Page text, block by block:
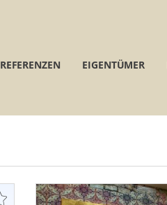
REFERENZEN EIGENTÜMER